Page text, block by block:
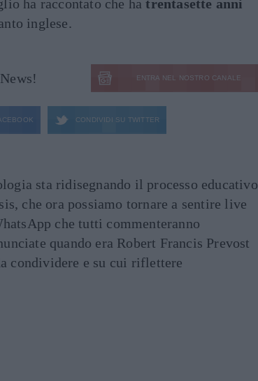
ha raccontato che hatrentasette anni
inglese.
ENTRA NEL NOSTRO CANALE
CONDIVIDI SU TWITTER
sta ridisegnando il processo educativo
che ora possiamo tornare a sentire live
che tutti commenteranno
quando era Robert Francis Prevost
condividere e su cui riflettere